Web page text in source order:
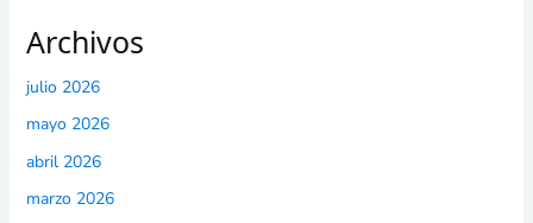
Archivos
julio 2026
mayo 2026
abril 2026
marzo 2026